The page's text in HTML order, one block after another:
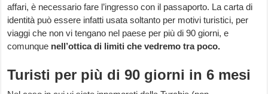
affari, è necessario fare l’ingresso con il passaporto. La carta di
identità può essere infatti usata soltanto per motivi turistici, per
viaggi che non vi tengano nel paese per più di 90 giorni, e
comunque nell’ottica di limiti che vedremo tra poco.
Turisti per più di 90 giorni in 6 mesi